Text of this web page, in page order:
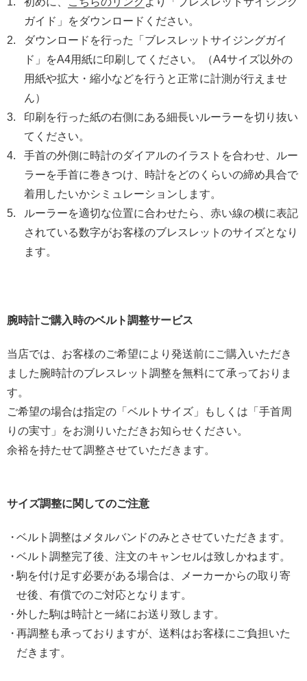
ガイド」をダウンロードください。
ダウンロードを行った「ブレスレットサイジングガイ
ド」をA4用紙に印刷してください。（A4サイズ以外の
用紙や拡大・縮小などを行うと正常に計測が行えませ
ん）
印刷を行った紙の右側にある細長いルーラーを切り抜い
てください。
手首の外側に時計のダイアルのイラストを合わせ、ルー
ラーを手首に巻きつけ、時計をどのくらいの締め具合で
着用したいかシミュレーションします。
ルーラーを適切な位置に合わせたら、赤い線の横に表記
されている数字がお客様のブレスレットのサイズとなり
ます。
腕時計ご購入時のベルト調整サービス
当店では、お客様のご希望により発送前にご購入いただき
ました腕時計のブレスレット調整を無料にて承っておりま
す。
ご希望の場合は指定の「ベルトサイズ」もしくは「手首周
りの実寸」をお測りいただきお知らせください。
余裕を持たせて調整させていただきます。
サイズ調整に関してのご注意
ベルト調整はメタルバンドのみとさせていただきます。
ベルト調整完了後、注文のキャンセルは致しかねます。
駒を付け足す必要がある場合は、メーカーからの取り寄
せ後、有償でのご対応となります。
外した駒は時計と一緒にお送り致します。
再調整も承っておりますが、送料はお客様にご負担いた
だきます。